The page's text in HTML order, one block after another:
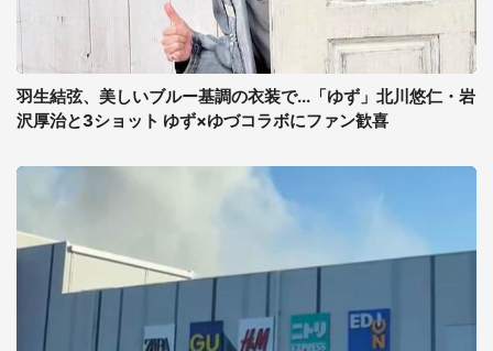
羽生結弦、美しいブルー基調の衣装で...「ゆず」北川悠仁・岩
沢厚治と3ショット ゆず×ゆづコラボにファン歓喜